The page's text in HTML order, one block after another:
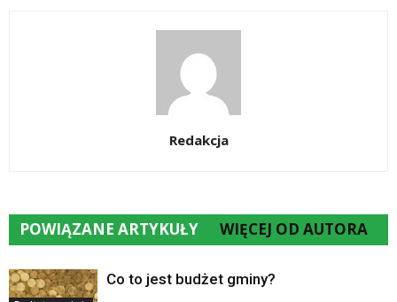
Redakcja
POWIĄZANE ARTYKUŁY WIĘCEJ OD AUTORA
Co to jest budżet gminy?